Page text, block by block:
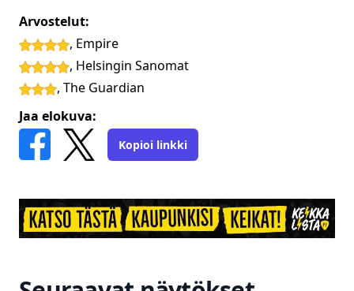
Arvostelut:
, Empire
, Helsingin Sanomat
, The Guardian
Jaa elokuva:
Kopioi linkki